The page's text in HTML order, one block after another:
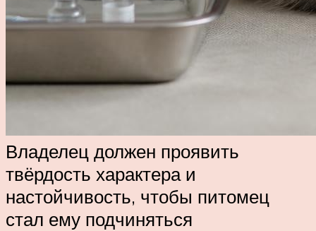
Владелец должен проявить
твёрдость характера и
настойчивость, чтобы питомец
стал ему подчиняться